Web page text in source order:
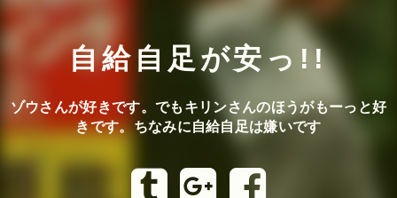
自給自足が安っ!!
ゾウさんが好きです。でもキリンさんのほうがもーっと好
きです。ちなみに自給自足は嫌いです